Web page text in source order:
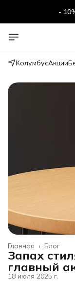
-
КолумбусАкции
Блог
Главная ›
Запах
главный
18 июля 2025 г.